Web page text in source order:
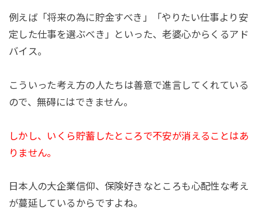
例えば「将来の為に貯金すべき」「やりたい仕事より安
定した仕事を選ぶべき」といった、老婆心からくるアド
バイス。
こういった考え方の人たちは善意で進言してくれている
ので、無碍にはできません。
しかし、いくら貯蓄したところで不安が消えることはあ
りません。
日本人の大企業信仰、保険好きなところも心配性な考え
が蔓延しているからですよね。